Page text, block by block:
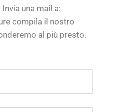
una mail a:
compila il nostro
al più presto.